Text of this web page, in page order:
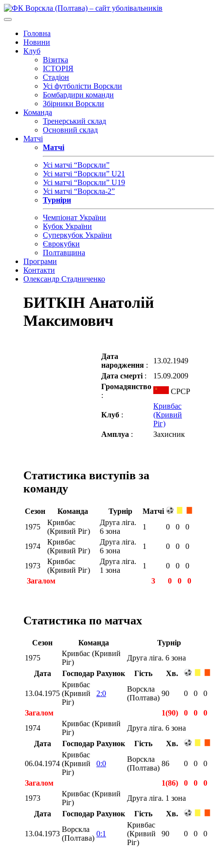
Головна
Новини
Клуб
Візитка
ІСТОРІЯ
Стадіон
Усі футболісти Ворскли
Бомбардири команди
Збірники Ворскли
Команда
Тренерський склад
Основний склад
Матчі
Матчі
Усі матчі “Ворскли”
Усі матчі “Ворскли” U21
Усі матчі “Ворскли” U19
Усі матчі “Ворскла-2”
Турніри
Чемпіонат України
Кубок України
Суперкубок України
Єврокубки
Полтавщина
Програми
Контакти
Олександр Стадниченко
БИТКІН Анатолій
Максимович
Дата
народження :
13.02.1949
Дата смерті :
15.09.2009
Громадянство
:
СРСР
Клуб :
Кривбас
(Кривий
Ріг)
Амплуа : Захисник
Статистика виступів за
команду
Сезон Команда Турнір
Матчі
1975
Кривбас
(Кривий Ріг)
Друга ліга.
6 зона
1 0 0 0
1974
Кривбас
(Кривий Ріг)
Друга ліга.
6 зона
1 0 0 0
1973
Кривбас
(Кривий Ріг)
Друга ліга.
1 зона
1 0 0
0
Загалом
3 0 0 0
Статистика по матчах
Сезон Команда
Турнір
1975
Кривбас (Кривий
Ріг)
Друга ліга. 6 зона
Дата
Господар Рахунок Гість Хв.
13.04.1975
Кривбас
(Кривий
Ріг)
2:0
Ворскла
(Полтава)
90 0 0 0
Загалом 1(90) 0 0
0
1974
Кривбас (Кривий
Ріг)
Друга ліга. 6 зона
Дата
Господар Рахунок Гість Хв.
06.04.1974
Кривбас
(Кривий
Ріг)
0:0
Ворскла
(Полтава)
86 0 0 0
Загалом 1(86) 0 0
0
1973
Кривбас (Кривий
Ріг)
Друга ліга. 1 зона
Дата
Господар Рахунок Гість Хв.
13.04.1973
Ворскла
(Полтава)
0:1
Кривбас
(Кривий
Ріг)
90 0 0 0